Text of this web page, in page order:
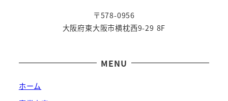
〒578-0956
大阪府東大阪市横枕西9-29 8F
MENU
ホーム